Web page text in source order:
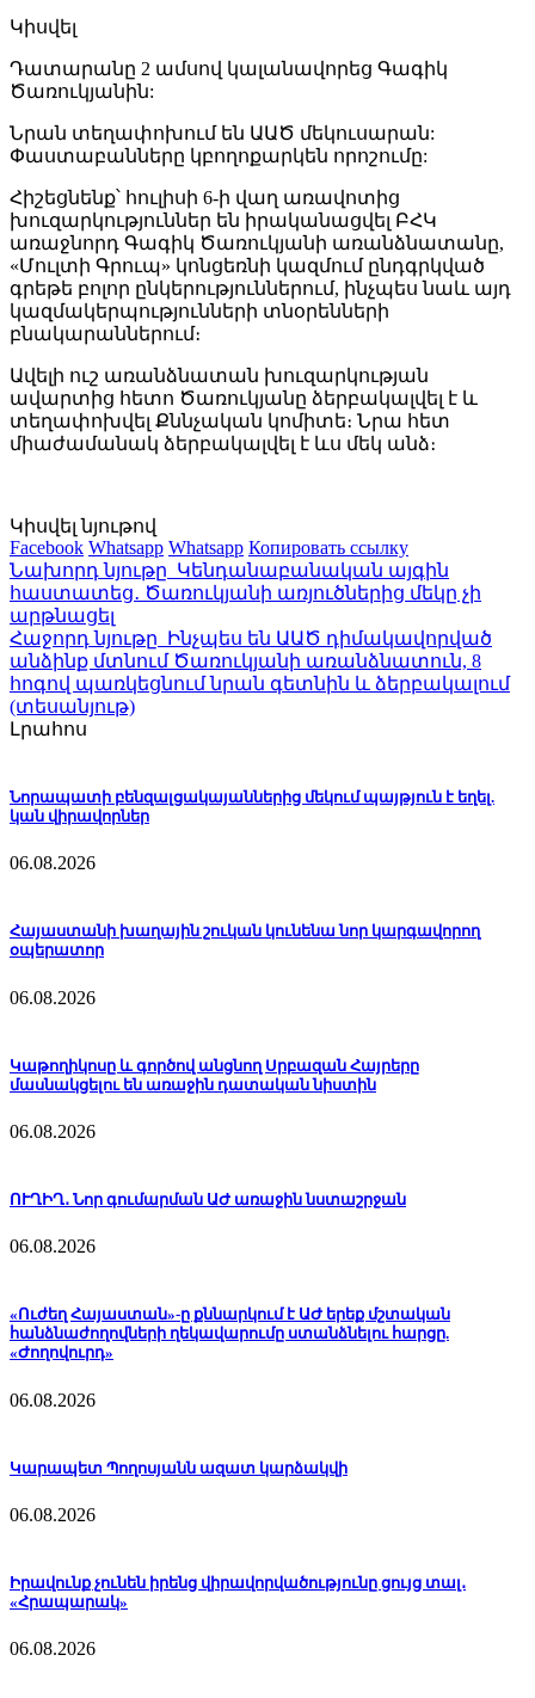
Կիսվել
Դատարանը 2 ամսով կալանավորեց Գագիկ
Ծառուկյանին:
Նրան տեղափոխում են ԱԱԾ մեկուսարան:
Փաստաբանները կբողոքարկեն որոշումը:
Հիշեցնենք՝ հուլիսի 6-ի վաղ առավոտից
խուզարկություններ են իրականացվել ԲՀԿ
առաջնորդ Գագիկ Ծառուկյանի առանձնատանը,
«Մուլտի Գրուպ» կոնցեռնի կազմում ընդգրկված
գրեթե բոլոր ընկերություններում, ինչպես նաև այդ
կազմակերպությունների տնօրենների
բնակարաններում։
Ավելի ուշ առանձնատան խուզարկության
ավարտից հետո Ծառուկյանը ձերբակալվել է և
տեղափոխվել Քննչական կոմիտե։ Նրա հետ
միաժամանակ ձերբակալվել է ևս մեկ անձ։
Կիսվել նյութով
Facebook Whatsapp Whatsapp Копировать ссылку
Նախորդ նյութը Կենդանաբանական այգին
հաստատեց․ Ծառուկյանի առյուծներից մեկը չի
արթնացել
Հաջորդ նյութը Ինչպես են ԱԱԾ դիմակավորված
անձինք մտնում Ծառուկյանի առանձնատուն, 8
հոգով պառկեցնում նրան գետնին և ձերբակալում
(տեսանյութ)
Լրահոս
Նորապատի բենզալցակայաններից մեկում պայթյուն է եղել.
կան վիրավորներ
06.08.2026
Հայաստանի խաղային շուկան կունենա նոր կարգավորող
օպերատոր
06.08.2026
Կաթողիկոսը և գործով անցնող Սրբազան Հայրերը
մասնակցելու են առաջին դատական նիստին
06.08.2026
ՈՒՂԻՂ․ Նոր գումարման ԱԺ առաջին նստաշրջան
06.08.2026
«Ուժեղ Հայաստան»-ը քննարկում է ԱԺ երեք մշտական
հանձնաժողովների ղեկավարումը ստանձնելու հարցը.
«Ժողովուրդ»
06.08.2026
Կարապետ Պողոսյանն ազատ կարձակվի
06.08.2026
Իրավունք չունեն իրենց վիրավորվածությունը ցույց տալ․
«Հրապարակ»
06.08.2026